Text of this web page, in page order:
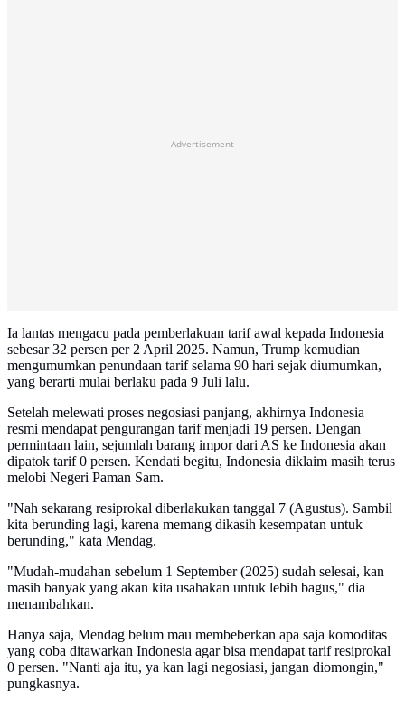
Advertisement
Ia lantas mengacu pada pemberlakuan tarif awal kepada Indonesia
sebesar 32 persen per 2 April 2025. Namun, Trump kemudian
mengumumkan penundaan tarif selama 90 hari sejak diumumkan,
yang berarti mulai berlaku pada 9 Juli lalu.
Setelah melewati proses negosiasi panjang, akhirnya Indonesia
resmi mendapat pengurangan tarif menjadi 19 persen. Dengan
permintaan lain, sejumlah barang impor dari AS ke Indonesia akan
dipatok tarif 0 persen. Kendati begitu, Indonesia diklaim masih terus
melobi Negeri Paman Sam.
"Nah sekarang resiprokal diberlakukan tanggal 7 (Agustus). Sambil
kita berunding lagi, karena memang dikasih kesempatan untuk
berunding," kata Mendag.
"Mudah-mudahan sebelum 1 September (2025) sudah selesai, kan
masih banyak yang akan kita usahakan untuk lebih bagus," dia
menambahkan.
Hanya saja, Mendag belum mau membeberkan apa saja komoditas
yang coba ditawarkan Indonesia agar bisa mendapat tarif resiprokal
0 persen. "Nanti aja itu, ya kan lagi negosiasi, jangan diomongin,"
pungkasnya.